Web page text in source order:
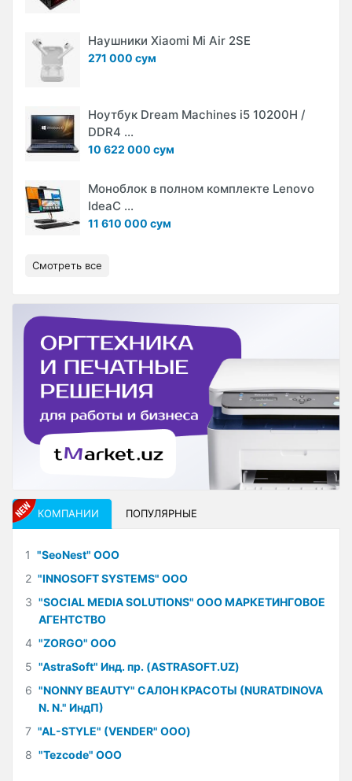
Наушники Xiaomi Mi Air 2SE
271 000 сум
Ноутбук Dream Machines i5 10200H /
DDR4 ...
10 622 000 сум
Моноблок в полном комплекте Lenovo
IdeaC ...
11 610 000 сум
Смотреть все
КОМПАНИИ ПОПУЛЯРНЫЕ
1 "SeoNest" ООО
2 "INNOSOFT SYSTEMS" ООО
3 "SOCIAL MEDIA SOLUTIONS" ООО МАРКЕТИНГОВОЕ
АГЕНТСТВО
4 "ZORGO" ООО
5 "AstraSoft" Инд. пр. (ASTRASOFT.UZ)
6 "NONNY BEAUTY" САЛОН КРАСОТЫ (NURATDINOVA
N. N." ИндП)
7 "AL-STYLE" (VENDER" ООО)
8 "Tezcode" ООО